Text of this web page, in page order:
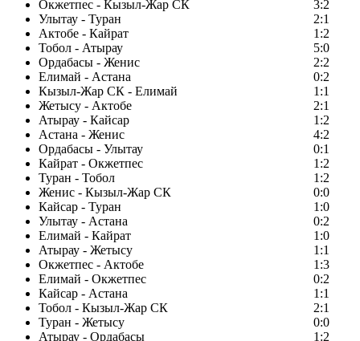
Окжетпес - Кызыл-Жар СК
3:2
Улытау - Туран
2:1
Актобе - Кайрат
1:2
Тобол - Атырау
5:0
Ордабасы - Женис
2:2
Елимай - Астана
0:2
Кызыл-Жар СК - Елимай
1:1
Жетысу - Актобе
2:1
Атырау - Кайсар
1:2
Астана - Женис
4:2
Ордабасы - Улытау
0:1
Кайрат - Окжетпес
1:2
Туран - Тобол
1:2
Женис - Кызыл-Жар СК
0:0
Кайсар - Туран
1:0
Улытау - Астана
0:2
Елимай - Кайрат
1:0
Атырау - Жетысу
1:1
Окжетпес - Актобе
1:3
Елимай - Окжетпес
0:2
Кайсар - Астана
1:1
Тобол - Кызыл-Жар СК
2:1
Туран - Жетысу
0:0
Атырау - Ордабасы
1:2